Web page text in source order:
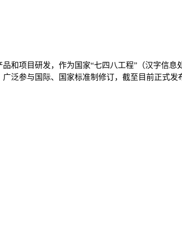
和项目研发，作为国家“七四八工程”（汉字信
泛参与国际、国家标准制修订，截至目前正式发